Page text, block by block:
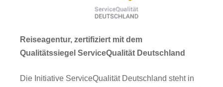
Reiseagentur, zertifiziert mit dem
Qualitätssiegel ServiceQualität Deutschland
Die Initiative ServiceQualität Deutschland steht in